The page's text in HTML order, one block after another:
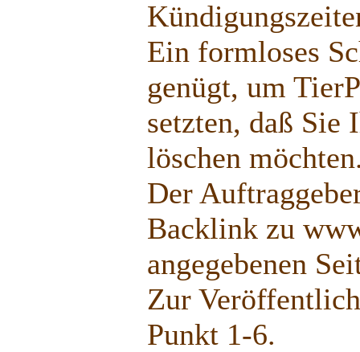
Ein formloses
genügt, um
setzten, daß
löschen
Der
Backlink zu
angegebenen
Zur
Punkt 1-6.